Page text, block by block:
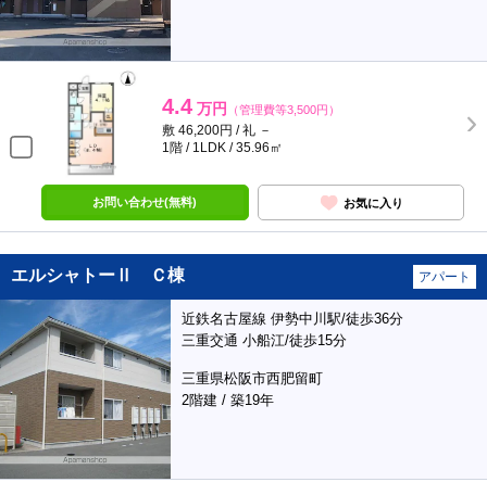
4.4 万円 （管理費等3,500円）
敷 46,200円 / 礼 －
1階 / 1LDK / 35.96㎡
お問い合わせ(無料) お気に入り
エルシャトーⅡ Ｃ棟 アパート
近鉄名古屋線 伊勢中川駅/徒歩36分
三重交通 小船江/徒歩15分
三重県松阪市西肥留町
2階建 / 築19年